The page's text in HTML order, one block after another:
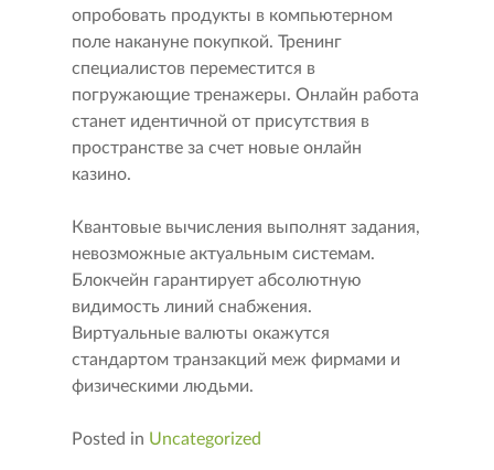
опробовать продукты в компьютерном
поле накануне покупкой. Тренинг
специалистов переместится в
погружающие тренажеры. Онлайн работа
станет идентичной от присутствия в
пространстве за счет новые онлайн
казино.
Квантовые вычисления выполнят задания,
невозможные актуальным системам.
Блокчейн гарантирует абсолютную
видимость линий снабжения.
Виртуальные валюты окажутся
стандартом транзакций меж фирмами и
физическими людьми.
Posted in Uncategorized